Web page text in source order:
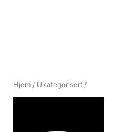
Hjem / Ukategorisert /